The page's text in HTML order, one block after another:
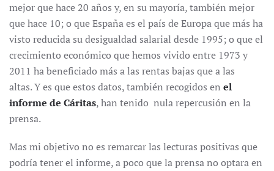
mejor que hace 20 años y, en su mayoría, también mejor
que hace 10; o que España es el país de Europa que más ha
visto reducida su desigualdad salarial desde 1995; o que el
crecimiento económico que hemos vivido entre 1973 y
2011 ha beneficiado más a las rentas bajas que a las
altas. Y es que estos datos, también recogidos en el
informe de Cáritas, han tenido nula repercusión en la
prensa.
Mas mi objetivo no es remarcar las lecturas positivas que
podría tener el informe, a poco que la prensa no optara en